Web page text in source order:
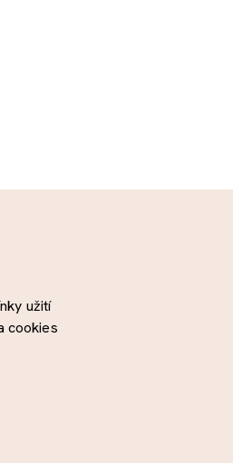
užití
cookies